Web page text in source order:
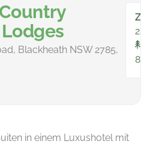
Blackheath NSW 2785,
28
86
in einem Luxushotel mit